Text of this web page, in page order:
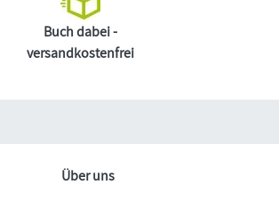
Buch dabei -
versandkostenfrei
Über uns